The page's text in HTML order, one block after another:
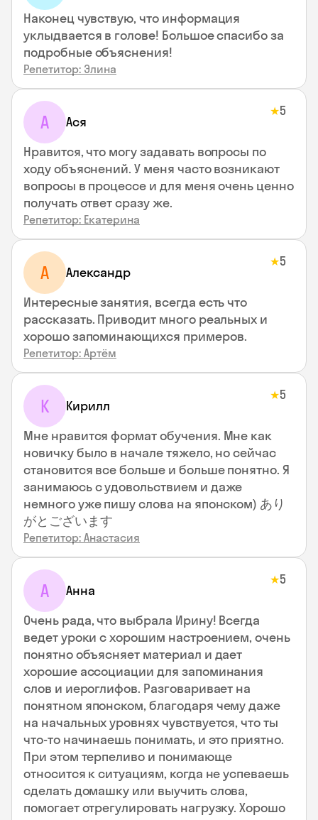
Наконец чувствую, что информация
уклыдвается в голове! Большое спасибо за
подробные объяснения!
Репетитор: Элина
А Ася
★5
Нравится, что могу задавать вопросы по
ходу объяснений. У меня часто возникают
вопросы в процессе и для меня очень ценно
получать ответ сразу же.
Репетитор: Екатерина
А Александр
★5
Интересные занятия, всегда есть что
рассказать. Приводит много реальных и
хорошо запоминающихся примеров.
Репетитор: Артём
К Кирилл
★5
Мне нравится формат обучения. Мне как
новичку было в начале тяжело, но сейчас
становится все больше и больше понятно. Я
занимаюсь с удовольствием и даже
немного уже пишу слова на японском) あり
がとございます
Репетитор: Анастасия
А Анна
★5
Очень рада, что выбрала Ирину! Всегда
ведет уроки с хорошим настроением, очень
понятно объясняет материал и дает
хорошие ассоциации для запоминания
слов и иероглифов. Разговаривает на
понятном японском, благодаря чему даже
на начальных уровнях чувствуется, что ты
что-то начинаешь понимать, и это приятно.
При этом терпеливо и понимающе
относится к ситуациям, когда не успеваешь
сделать домашку или выучить слова,
помогает отрегулировать нагрузку. Хорошо